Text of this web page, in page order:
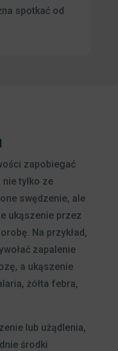
spotkać od
zapobiegać
nie tylko ze
swędzenie, ale
ukąszenie przez
Na przykład,
zapalenie
a ukąszenie
żółta febra,
lub użądlenia,
środki